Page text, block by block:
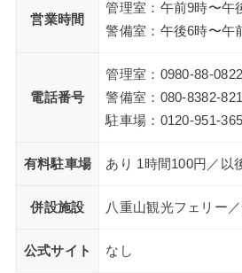
営業時間
管理室：午前9時〜午
警備室：午後6時〜午
電話番号
管理室： 0980-88-0822
警備室： 080-8382-
駐車場： 0120-951-365
有料駐車場 あり 1時間100円／以
併設施設 八重山観光フェリー
公式サイト なし